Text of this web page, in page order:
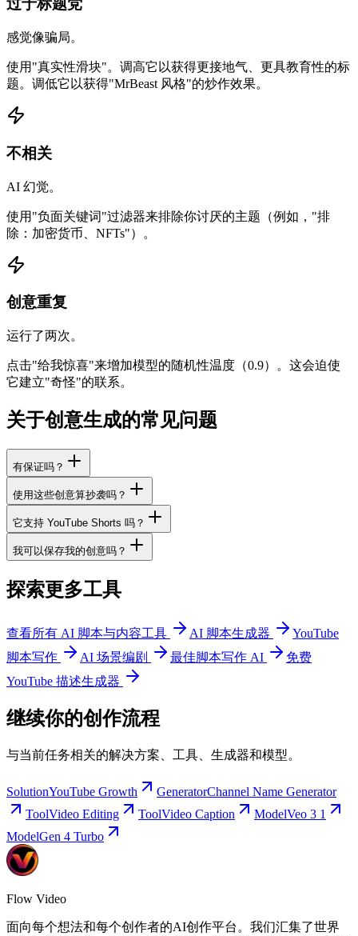
过于标题党
感觉像骗局。
使用"真实性滑块"。调高它以获得更接地气、更具教育性的标
题。调低它以获得"MrBeast 风格"的炒作效果。
不相关
AI 幻觉。
使用"负面关键词"过滤器来排除你讨厌的主题（例如，"排
除：加密货币、NFTs"）。
创意重复
运行了两次。
点击"给我惊喜"来增加模型的随机性温度（0.9）。这会迫使
它建立"奇怪"的联系。
关于创意生成的常见问题
有保证吗？
使用这些创意算抄袭吗？
它支持 YouTube Shorts 吗？
我可以保存我的创意吗？
探索更多工具
查看所有 AI 脚本与内容工具 AI 脚本生成器
YouTube
脚本写作
AI 场景编剧 最佳脚本写作 AI
免费
YouTube 描述生成器
继续你的创作流程
与当前任务相关的解决方案、工具、生成器和模型。
SolutionYouTube Growth GeneratorChannel Name Generator
ToolVideo Editing ToolVideo Caption ModelVeo 3 1
ModelGen 4 Turbo
Flow Video
面向每个想法和每个创作者的AI创作平台。我们汇集了世界